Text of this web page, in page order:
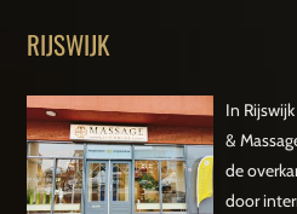
RIJSWIJK
In
&
de
door